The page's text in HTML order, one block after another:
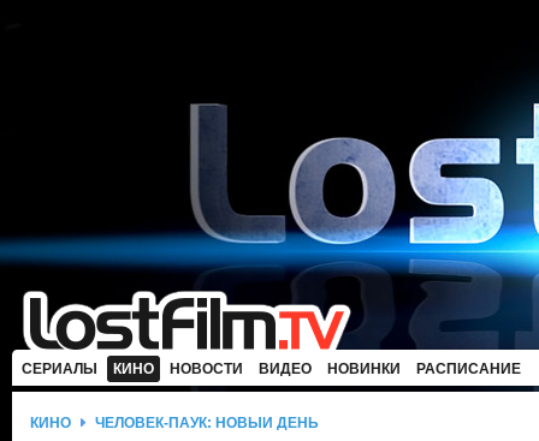
СЕРИАЛЫ КИНО НОВОСТИ ВИДЕО НОВИНКИ РАСПИСАНИЕ
КИНО ЧЕЛОВЕК-ПАУК: НОВЫЙ ДЕНЬ